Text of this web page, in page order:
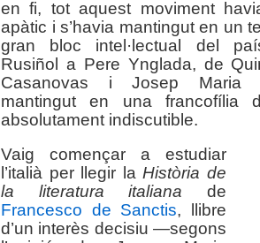
en fi, tot aquest moviment
apàtic i s’havia mantingut en un
gran bloc intel·lectual del
Rusiñol a Pere Ynglada, de
Casanovas i Josep Maria
mantingut en una francofília
absolutament indiscutible.
Vaig començar a estudiar
l’italià per llegir laHistòria de
la literatura italiana de
Francesco de Sanctis, llibre
d’un interès decisiu —segons